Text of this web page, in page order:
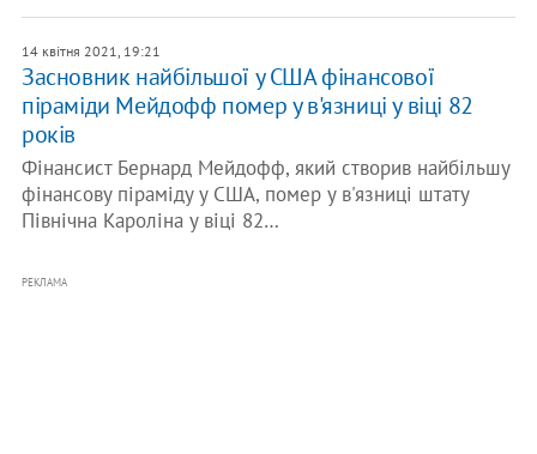
14 квітня 2021, 19:21
Засновник найбільшої у США фінансової
піраміди Мейдофф помер у в'язниці у віці 82
років
Фінансист Бернард Мейдофф, який створив найбільшу
фінансову піраміду у США, помер у в'язниці штату
Північна Кароліна у віці 82…
РЕКЛАМА